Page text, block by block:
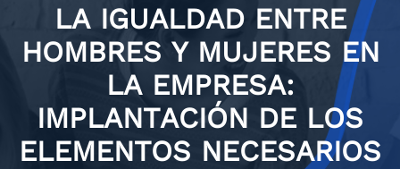
LA IGUALDAD ENTRE
HOMBRES Y MUJERES EN
LA EMPRESA:
IMPLANTACIÓN DE LOS
ELEMENTOS NECESARIOS